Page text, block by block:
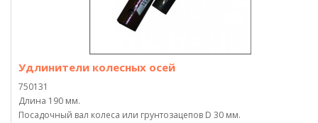
Удлинители колесных осей
750131
Длина 190 мм.
Посадочный вал колеса или грунтозацепов D 30 мм.